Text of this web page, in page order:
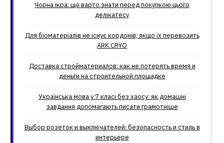
Чорна ікра: що варто знати перед покупкою цього
делікатесу
Для біоматеріалів не існує кордонів, якщо їх перевозить
ARK.CRYO
Доставка стройматериалов: как не потерять время и
деньги на строительной площадке
Українська мова у 7 класі без хаосу: як домашні
завдання допомагають писати грамотніше
Выбор розеток и выключателей: безопасность и стиль в
интерьере